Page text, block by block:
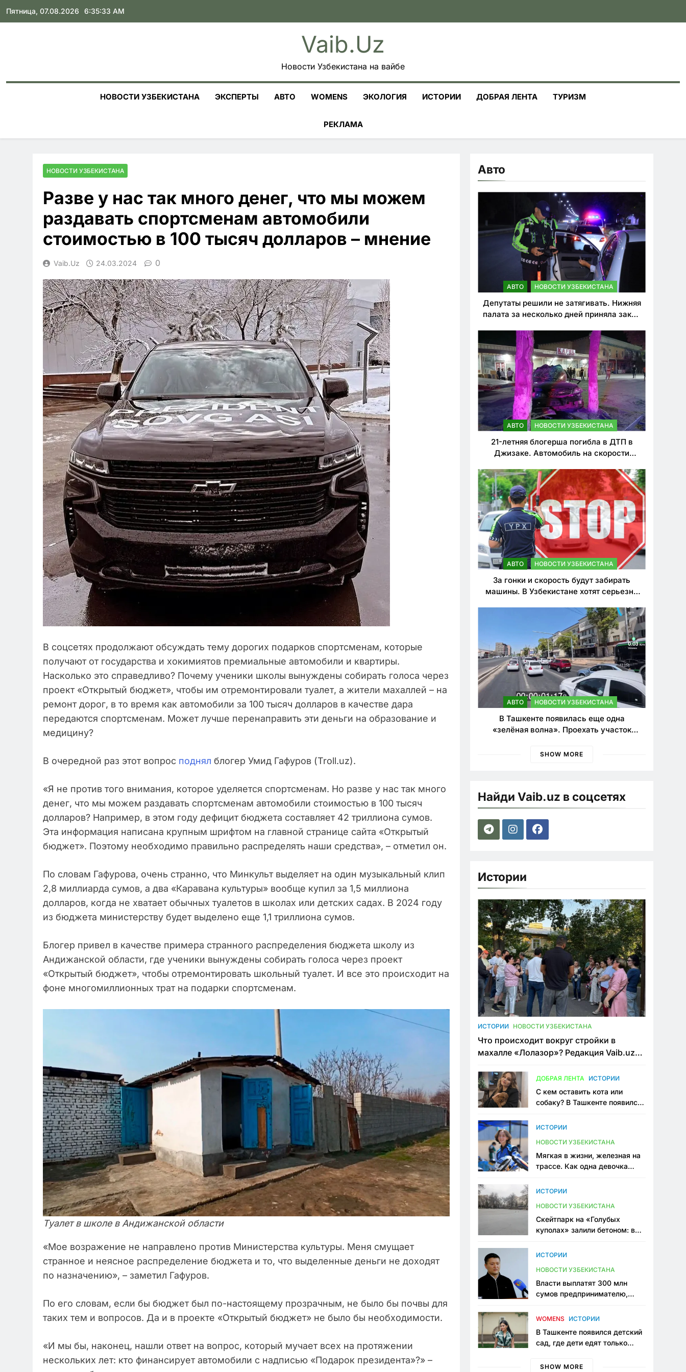
Skip
Пятница, 07.08.2026 6:35:34 AM
Vaib.uz
Новости Узбекистана на вайбе
НОВОСТИ УЗБЕКИСТАНА ЭКСПЕРТЫ АВТО WOMENS ЭКОЛОГИЯ ИСТОРИИ ДОБРАЯ ЛЕНТА ТУРИЗМ
РЕКЛАМА
НОВОСТИ УЗБЕКИСТАНА
Разве у нас так много денег, что мы можем
раздавать спортсменам автомобили
стоимостью в 100 тысяч долларов – мнение
Vaib.uz 24.03.2024 0
В соцсетях продолжают обсуждать тему дорогих подарков спортсменам, которые
получают от государства и хокимиятов премиальные автомобили и квартиры.
Насколько это справедливо? Почему ученики школы вынуждены собирать голоса через
проект «Открытый бюджет», чтобы им отремонтировали туалет, а жители махаллей – на
ремонт дорог, в то время как автомобили за 100 тысяч долларов в качестве дара
передаются спортсменам. Может лучше перенаправить эти деньги на образование и
медицину?
В очередной раз этот вопрос поднял блогер Умид Гафуров (Troll.uz).
«Я не против того внимания, которое уделяется спортсменам. Но разве у нас так много
денег, что мы можем раздавать спортсменам автомобили стоимостью в 100 тысяч
долларов? Например, в этом году дефицит бюджета составляет 42 триллиона сумов.
Эта информация написана крупным шрифтом на главной странице сайта «Открытый
бюджет». Поэтому необходимо правильно распределять наши средства», – отметил он.
По словам Гафурова, очень странно, что Минкульт выделяет на один музыкальный клип
2,8 миллиарда сумов, а два «Каравана культуры» вообще купил за 1,5 миллиона
долларов, когда не хватает обычных туалетов в школах или детских садах. В 2024 году
из бюджета министерству будет выделено еще 1,1 триллиона сумов.
Блогер привел в качестве примера странного распределения бюджета школу из
Андижанской области, где ученики вынуждены собирать голоса через проект
«Открытый бюджет», чтобы отремонтировать школьный туалет. И все это происходит на
фоне многомиллионных трат на подарки спортсменам.
Туалет в школе в Андижанской области
«Мое возражение не направлено против Министерства культуры. Меня смущает
странное и неясное распределение бюджета и то, что выделенные деньги не доходят
по назначению», – заметил Гафуров.
По его словам, если бы бюджет был по-настоящему прозрачным, не было бы почвы для
таких тем и вопросов. Да и в проекте «Открытый бюджет» не было бы необходимости.
«И мы бы, наконец, нашли ответ на вопрос, который мучает всех на протяжении
нескольких лет: кто финансирует автомобили с надписью «Подарок президента»?» –
Авто
АВТО НОВОСТИ УЗБЕКИСТАНА
Депутаты решили не затягивать. Нижняя
палата за несколько дней приняла закон
нарушителей ПДД
АВТО НОВОСТИ УЗБЕКИСТАНА
21-летняя блогерша погибла в ДТП в
Джизаке. Автомобиль на скорости
АВТО НОВОСТИ УЗБЕКИСТАНА
За гонки и скорость будут забирать
машины. В Узбекистане хотят серьезно
АВТО НОВОСТИ УЗБЕКИСТАНА
В Ташкенте появилась еще одна
«зелёная волна». Проехать участок
SHOW MORE
Найди Vaib.uz в соцсетях
Истории
ИСТОРИИ НОВОСТИ УЗБЕКИСТАНА
Что происходит вокруг стройки в
махалле «Лолазор»? Редакция Vaib.uz
конфликта
ДОБРАЯ ЛЕНТА ИСТОРИИ
С кем оставить кота или
собаку? В Ташкенте появился
ИСТОРИИ
НОВОСТИ УЗБЕКИСТАНА
Мягкая в жизни, железная на
трассе. Как одна девочка
Узбекистане
ИСТОРИИ
НОВОСТИ УЗБЕКИСТАНА
Скейтпарк на «Голубых
куполах» залили бетоном: в
одно общественное
ИСТОРИИ
НОВОСТИ УЗБЕКИСТАНА
Власти выплатят 300 млн
сумов предпринимателю,
тюрьме по незаконному
WOMENS ИСТОРИИ
В Ташкенте появился детский
сад, где дети едят только
мама, которая устала просить
SHOW MORE